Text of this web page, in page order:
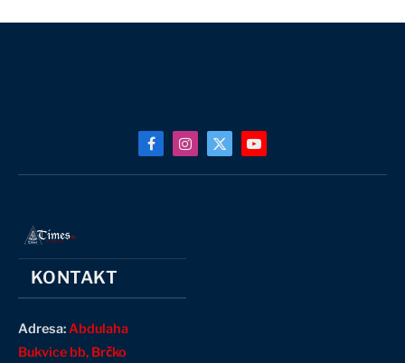
FacebookInstagram
X
(Twitter)
YouTube
KONTAKT
Adresa:Abdulaha
Bukvice bb, Brčko